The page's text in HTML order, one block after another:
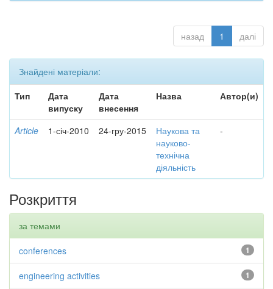
назад 1 далі
Знайдені матеріали:
Тип
Дата
випуску
Дата
внесення
Назва Автор(и)
Article 1-січ-2010 24-гру-2015
Наукова та
науково-
технічна
діяльність
-
Розкриття
за темами
1
conferences
1
engineering activities